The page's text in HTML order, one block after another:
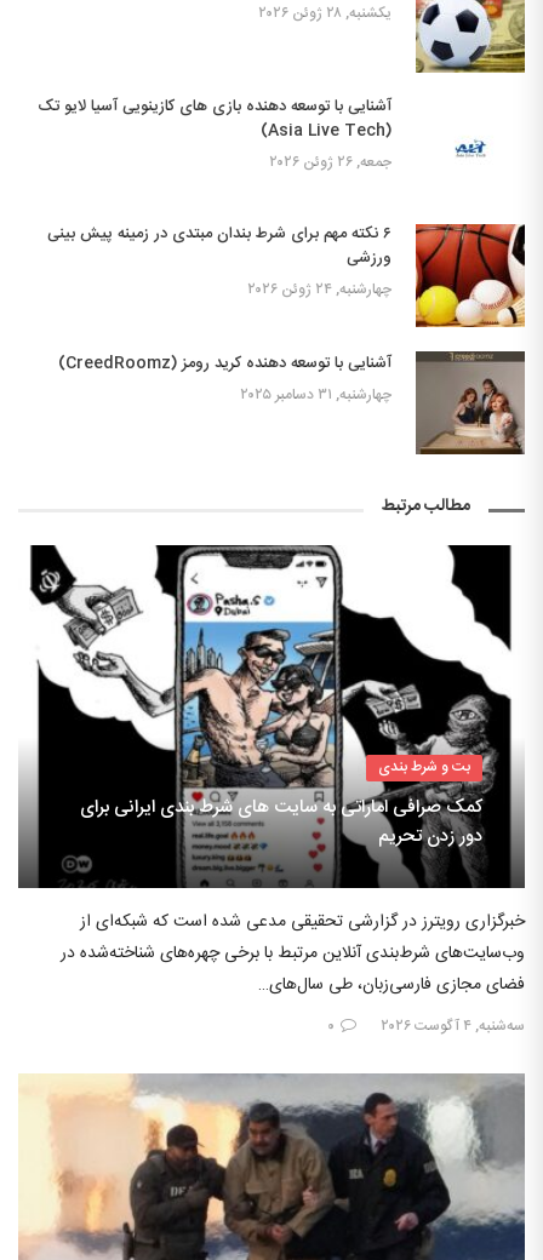
یکشنبه, ۲۸ ژوئن ۲۰۲۶
آشنایی با توسعه دهنده بازی های کازینویی آسیا لایو تک
(Asia Live Tech)
جمعه, ۲۶ ژوئن ۲۰۲۶
۶ نکته مهم برای شرط بندان مبتدی در زمینه پیش بینی
ورزشی
چهارشنبه, ۲۴ ژوئن ۲۰۲۶
آشنایی با توسعه دهنده کرید رومز (CreedRoomz)
چهارشنبه, ۳۱ دسامبر ۲۰۲۵
مطالب مرتبط
بت و شرط بندی
کمک صرافی اماراتی به سایت های شرط بندی ایرانی برای
دور زدن تحریم
خبرگزاری رویترز در گزارشی تحقیقی مدعی شده است که شبکه‌ای از
وب‌سایت‌های شرط‌بندی آنلاین مرتبط با برخی چهره‌های شناخته‌شده در
فضای مجازی فارسی‌زبان، طی سال‌های…
سه‌شنبه, ۴ آگوست ۲۰۲۶ ۰